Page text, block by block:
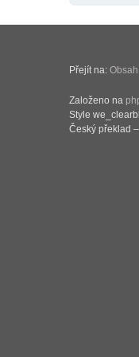
Přejít na:
Založeno na
Style
Český překlad –